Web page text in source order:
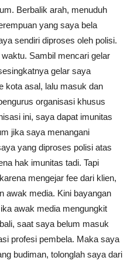
Berbalik arah, menuduh
yang saya bela
sendiri diproses oleh polisi.
Sambil mencari gelar
gelar saya
kota asal, lalu masuk dan
organisasi khusus
ini, saya dapat imunitas
jika saya menangani
yang diproses polisi atas
hak imunitas tadi. Tapi
mengejar fee dari klien,
awak media. Kini bayangan
awak media mengungkit
saat saya belum masuk
profesi pembela. Maka saya
budiman, tolonglah saya dari